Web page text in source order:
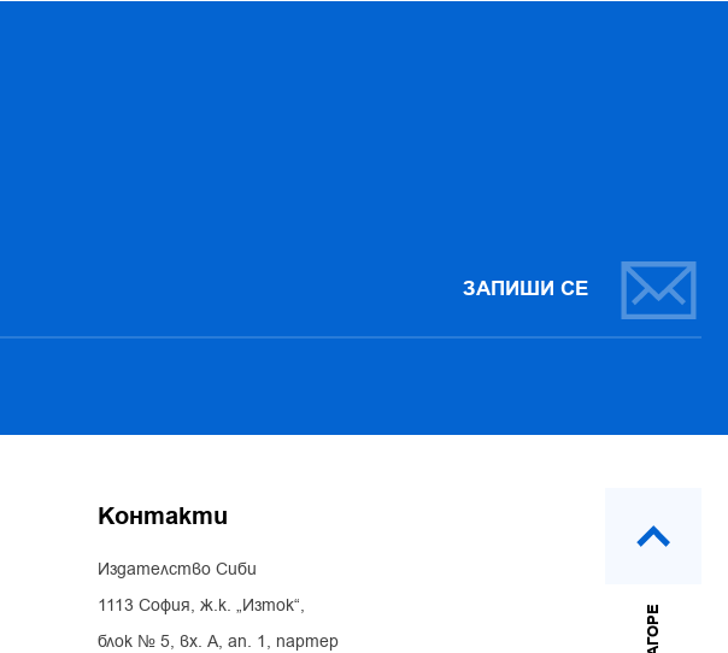
ЗАПИШИ СЕ
Контакти
Издателство Сиби
1113 София, ж.к. „Изток“,
блок № 5, вх. А, ап. 1, партер
НАГОРЕ